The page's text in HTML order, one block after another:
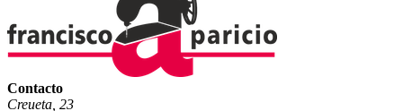
Contacto
Creueta, 23